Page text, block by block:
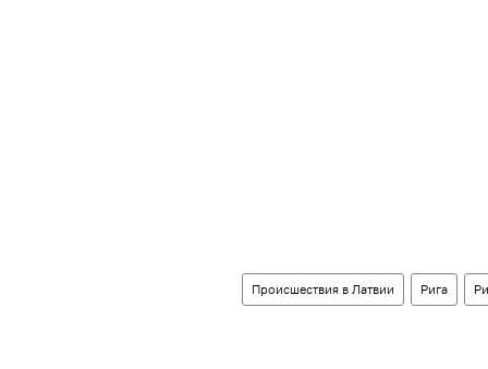
Происшествия в Латвии Рига